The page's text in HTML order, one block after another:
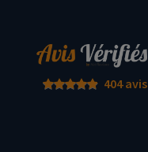
404 avis